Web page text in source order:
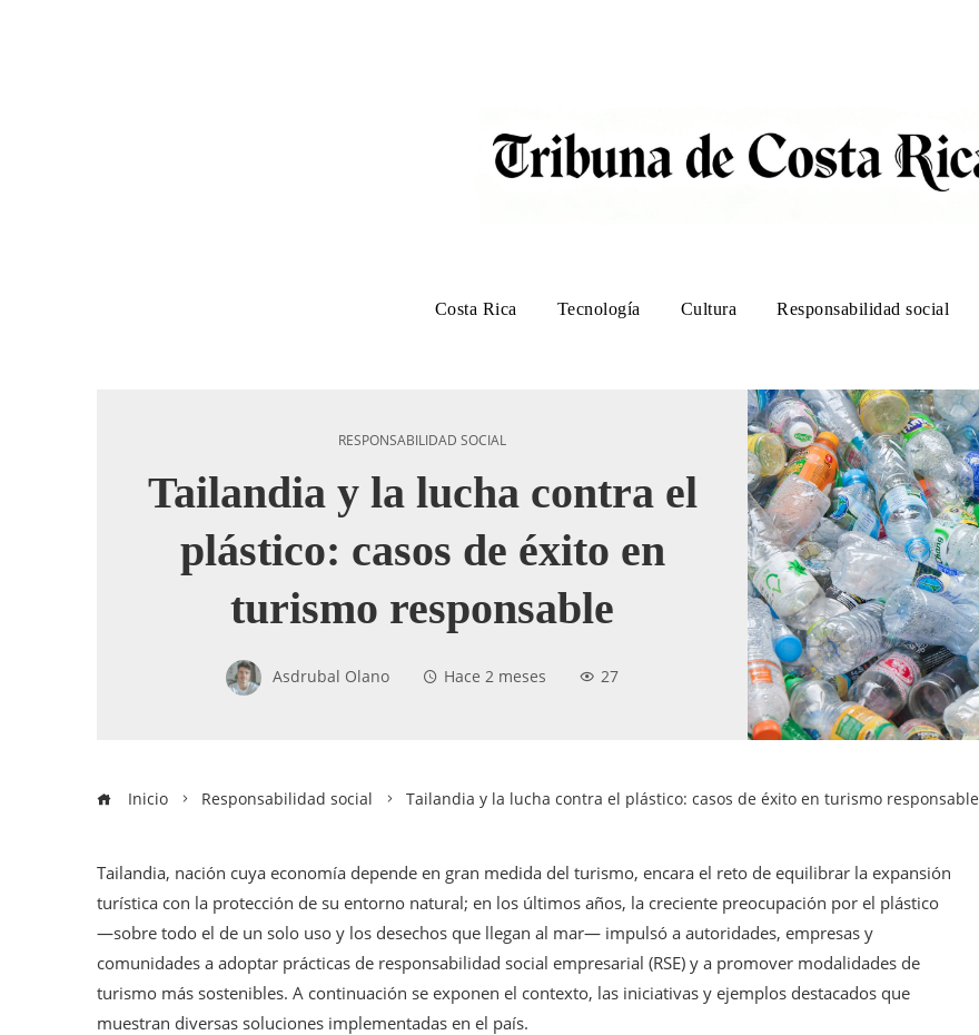
Costa Rica Tecnología Cultura Responsabilidad social
RESPONSABILIDAD SOCIAL
Tailandia y la lucha contra el
plástico: casos de éxito en
turismo responsable
Asdrubal Olano Hace 2 meses 27
Inicio Responsabilidad social Tailandia y la lucha contra el plástico: casos de éxito en turismo responsable
Tailandia, nación cuya economía depende en gran medida del turismo, encara el reto de equilibrar la expansión
turística con la protección de su entorno natural; en los últimos años, la creciente preocupación por el plástico
—sobre todo el de un solo uso y los desechos que llegan al mar— impulsó a autoridades, empresas y
comunidades a adoptar prácticas de responsabilidad social empresarial (RSE) y a promover modalidades de
turismo más sostenibles. A continuación se exponen el contexto, las iniciativas y ejemplos destacados que
muestran diversas soluciones implementadas en el país.